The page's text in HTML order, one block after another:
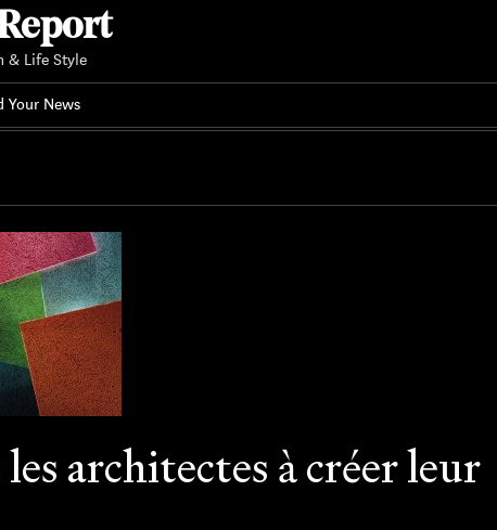
& Life Style
Your News
architectes à créer leur